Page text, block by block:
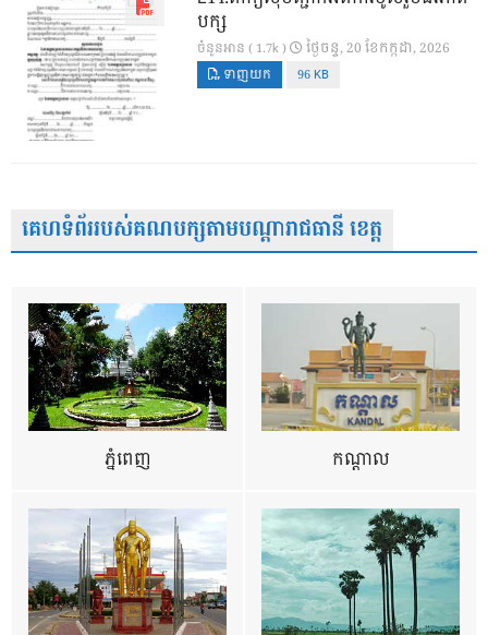
បក្ស
ចំនួនអាន ( 1.7k ) ថ្ងៃ​ចន្ទ, 20 ខែ​កក្កដា, 2026
ទាញយក 96 KB
គេហទំព័ររបស់គណបក្សតាមបណ្តារាជធានី ខេត្ត
ភ្នំពេញ កណ្តាល